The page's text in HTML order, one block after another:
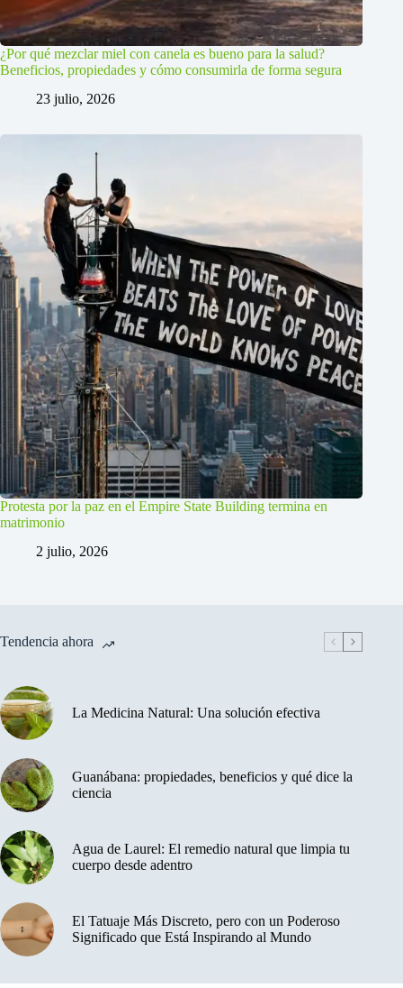
¿Por qué mezclar miel con canela es bueno para la salud?
Beneficios, propiedades y cómo consumirla de forma segura
23 julio, 2026
Protesta por la paz en el Empire State Building termina en
matrimonio
2 julio, 2026
Tendencia ahora
La Medicina Natural: Una solución efectiva
Guanábana: propiedades, beneficios y qué dice la
ciencia
Agua de Laurel: El remedio natural que limpia tu
cuerpo desde adentro
El Tatuaje Más Discreto, pero con un Poderoso
Significado que Está Inspirando al Mundo